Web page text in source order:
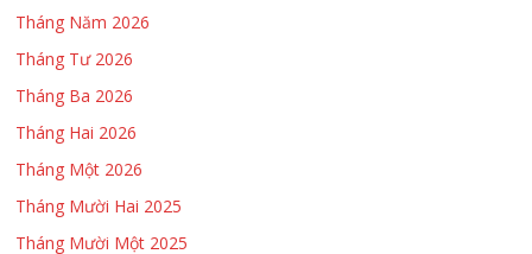
Tháng Năm 2026
Tháng Tư 2026
Tháng Ba 2026
Tháng Hai 2026
Tháng Một 2026
Tháng Mười Hai 2025
Tháng Mười Một 2025